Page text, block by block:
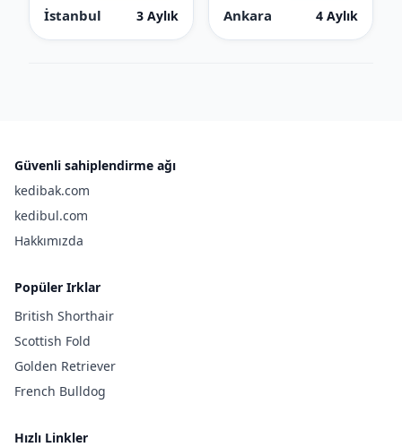
İstanbul
3 Aylık
Ankara
4 Aylık
Güvenli sahiplendirme ağı
kedibak.com
kedibul.com
Hakkımızda
Popüler Irklar
British Shorthair
Scottish Fold
Golden Retriever
French Bulldog
Hızlı Linkler